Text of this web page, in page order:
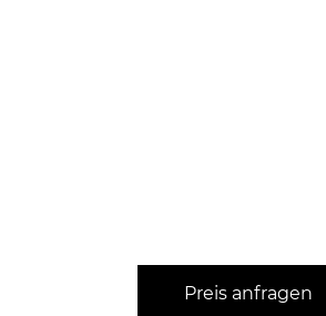
Preis anfragen